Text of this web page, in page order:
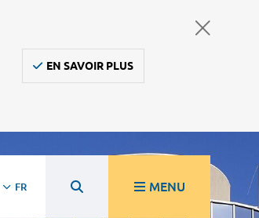
EN SAVOIR PLUS
FR MENU